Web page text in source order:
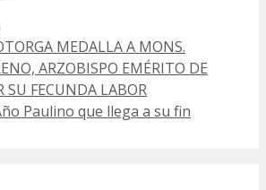
MEDALLA A MONS.
ARZOBISPO EMÉRITO DE
SU FECUNDA LABOR
Paulino que llega a su fin